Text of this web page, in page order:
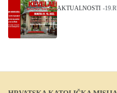
AKTUALNOSTI